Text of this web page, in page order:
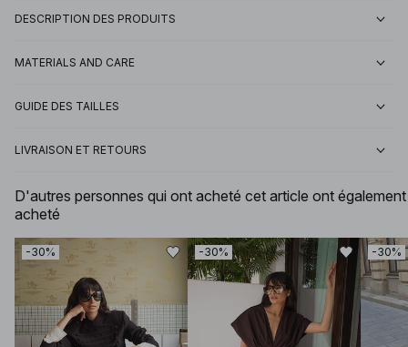
DESCRIPTION DES PRODUITS
MATERIALS AND CARE
GUIDE DES TAILLES
LIVRAISON ET RETOURS
D'autres personnes qui ont acheté cet article ont également
acheté
-30% -30% -30%